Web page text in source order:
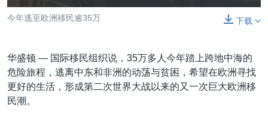
全球议题
环境
美国建国250周年
重要讲话与声明
台海两岸关系
关注我们
其他语言网站
下载
今年逃至欧洲移民逾35万
华盛顿 — 国际移民组织说，35万多人今年踏上跨地中海的
危险旅程，逃离中东和非洲的动荡与贫困，希望在欧洲寻找
更好的生活，形成第二次世界大战以来的又一次巨大欧洲移
民潮。